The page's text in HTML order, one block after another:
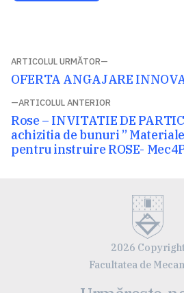
Navigare
în
articole
ARTICOLUL ANTERIOR
Articolul
anterior:
Rose – INVITATIE DE
achizitia de bunuri ”
pentru instruire ROSE-
ARTICOLUL URMĂTOR
Articolul
OFERTA ANGAJARE
2026
Facultatea de